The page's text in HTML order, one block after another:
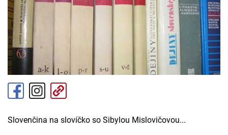
Slovenčina na slovíčko so Sibylou Mislovičovou...